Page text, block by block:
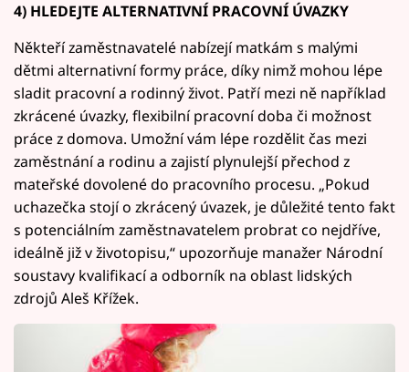
4) HLEDEJTE ALTERNATIVNÍ PRACOVNÍ ÚVAZKY
Někteří zaměstnavatelé nabízejí matkám s malými
dětmi alternativní formy práce, díky nimž mohou lépe
sladit pracovní a rodinný život. Patří mezi ně například
zkrácené úvazky, flexibilní pracovní doba či možnost
práce z domova. Umožní vám lépe rozdělit čas mezi
zaměstnání a rodinu a zajistí plynulejší přechod z
mateřské dovolené do pracovního procesu. „Pokud
uchazečka stojí o zkrácený úvazek, je důležité tento fakt
s potenciálním zaměstnavatelem probrat co nejdříve,
ideálně již v životopisu,“ upozorňuje manažer Národní
soustavy kvalifikací a odborník na oblast lidských
zdrojů Aleš Křížek.